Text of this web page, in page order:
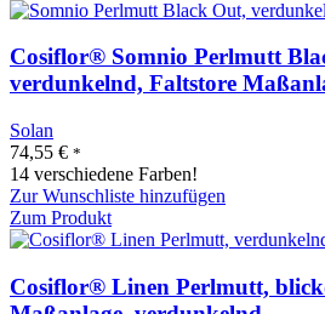
Cosiflor® Somnio Perlmutt
verdunkelnd, Faltstore
Solan
74,55 € *
14 verschiedene Farben!
Zur Wunschliste hinzufügen
Zum Produkt
Cosiflor® Linen Perlmutt,